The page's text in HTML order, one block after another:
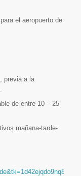
el aeropuerto de
previa a la
de entre 10 – 25
mañana-tarde-